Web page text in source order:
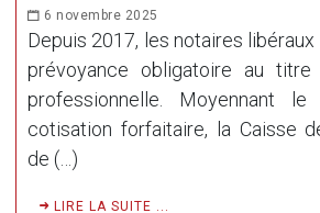
6 novembre 2025
Depuis 2017, les notaires libéraux
prévoyance obligatoire au
professionnelle. Moyennant le
cotisation forfaitaire, la Caisse
de (…)
LIRE LA SUITE ...